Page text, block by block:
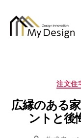
注文住
広縁のある
ントと後